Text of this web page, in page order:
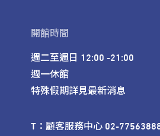
開館時間
週二至週日 12:00 -21:00
週一休館
特殊假期詳見最新消息
T：顧客服務中心 02-